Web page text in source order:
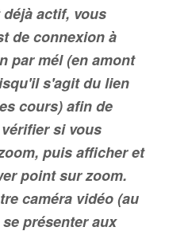
actif, vous
de connexion à
par mél (en amont
s'agit du lien
cours) afin de
si vous
puis afficher et
point sur zoom.
caméra vidéo (au
présenter aux